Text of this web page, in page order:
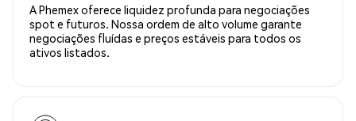
A Phemex oferece liquidez profunda para negociações
spot e futuros. Nossa ordem de alto volume garante
negociações fluídas e preços estáveis para todos os
ativos listados.